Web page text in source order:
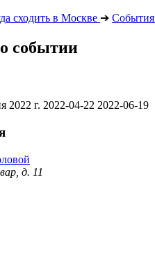
сходить в Москве ➔ События
событии
2022 г. 2022-04-22 2022-06-19
д. 11